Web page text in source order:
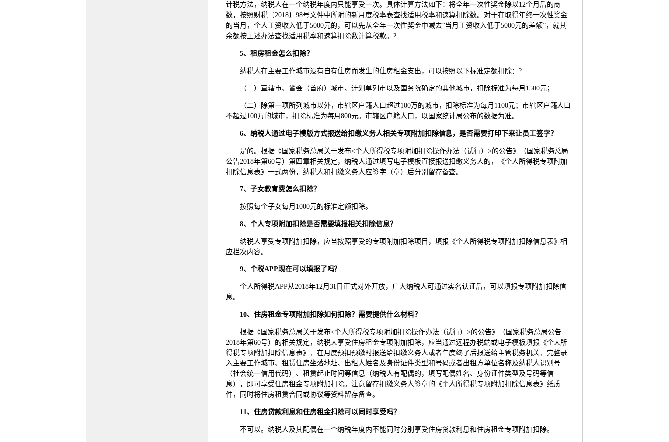
计税方法，纳税人在一个纳税年度内只能享受一次。具体计算方法如下：将全年一次性奖金除以12个月后的商
数，按照财税〔2018〕98号文件中所附的新月度税率表查找适用税率和速算扣除数。对于在取得年终一次性奖金
的当月，个人工资收入低于5000元的，可以先从全年一次性奖金中减去“当月工资收入低于5000元的差额”，就其
余额按上述办法查找适用税率和速算扣除数计算税款。?
5、租房租金怎么扣除？
纳税人在主要工作城市没有自有住房而发生的住房租金支出，可以按照以下标准定额扣除：?
（一）直辖市、省会（首府）城市、计划单列市以及国务院确定的其他城市，扣除标准为每月1500元；
（二）除第一项所列城市以外，市辖区户籍人口超过100万的城市，扣除标准为每月1100元；市辖区户籍人口
不超过100万的城市，扣除标准为每月800元。市辖区户籍人口，以国家统计局公布的数据为准。
6、纳税人通过电子模版方式报送给扣缴义务人相关专项附加扣除信息，是否需要打印下来让员工签字？
是的。根据《国家税务总局关于发布<个人所得税专项附加扣除操作办法（试行）>的公告》（国家税务总局
公告2018年第60号）第四章相关规定，纳税人通过填写电子模板直接报送扣缴义务人的，《个人所得税专项附加
扣除信息表》一式两份，纳税人和扣缴义务人应签字（章）后分别留存备查。
7、子女教育费怎么扣除？
按照每个子女每月1000元的标准定额扣除。
8、个人专项附加扣除是否需要填报相关扣除信息？
纳税人享受专项附加扣除，应当按照享受的专项附加扣除项目，填报《个人所得税专项附加扣除信息表》相
应栏次内容。
9、个税APP现在可以填报了吗？
个人所得税APP从2018年12月31日正式对外开放，广大纳税人可通过实名认证后，可以填报专项附加扣除信
息。
10、住房租金专项附加扣除如何扣除？需要提供什么材料？
根据《国家税务总局关于发布<个人所得税专项附加扣除操作办法（试行）>的公告》（国家税务总局公告
2018年第60号）的相关规定，纳税人享受住房租金专项附加扣除，应当通过远程办税端或电子模板填报《个人所
得税专项附加扣除信息表》，在月度预扣预缴时报送给扣缴义务人或者年度终了后报送给主管税务机关，完整录
入主要工作城市、租赁住房坐落地址、出租人姓名及身份证件类型和号码或者出租方单位名称及纳税人识别号
（社会统一信用代码）、租赁起止时间等信息（纳税人有配偶的，填写配偶姓名、身份证件类型及号码等信
息），即可享受住房租金专项附加扣除。注意留存扣缴义务人签章的《个人所得税专项附加扣除信息表》纸质
件，同时将住房租赁合同或协议等资料留存备查。
11 、住房贷款利息和住房租金扣除可以同时享受吗？
不可以。纳税人及其配偶在一个纳税年度内不能同时分别享受住房贷款利息和住房租金专项附加扣除。